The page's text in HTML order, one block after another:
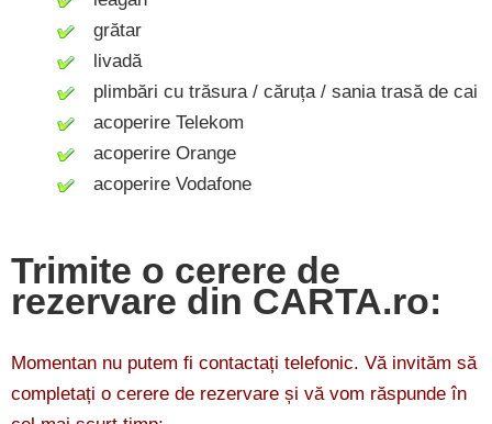
grătar
livadă
plimbări cu trăsura / căruța / sania trasă de cai
acoperire Telekom
acoperire Orange
acoperire Vodafone
Trimite o cerere de
rezervare din CARTA.ro:
Momentan nu putem fi contactați telefonic. Vă invităm să
completați o cerere de rezervare și vă vom răspunde în